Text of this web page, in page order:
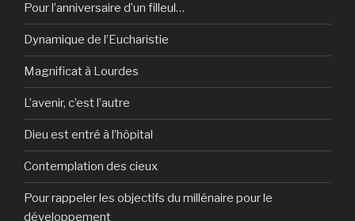
Pour l’anniversaire d’un filleul…
Dynamique de l’Eucharistie
Magnificat à Lourdes
L’avenir, c’est l’autre
Dieu est entré à l’hôpital
Contemplation des cieux
Pour rappeler les objectifs du millénaire pour le
développement